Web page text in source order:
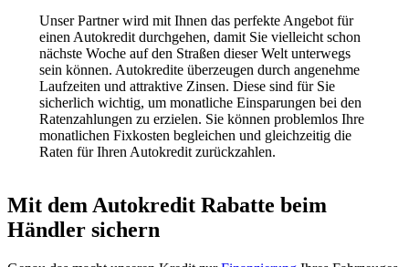
Unser Partner wird mit Ihnen das perfekte Angebot für
einen Autokredit durchgehen, damit Sie vielleicht schon
nächste Woche auf den Straßen dieser Welt unterwegs
sein können. Autokredite überzeugen durch angenehme
Laufzeiten und attraktive Zinsen. Diese sind für Sie
sicherlich wichtig, um monatliche Einsparungen bei den
Ratenzahlungen zu erzielen. Sie können problemlos Ihre
monatlichen Fixkosten begleichen und gleichzeitig die
Raten für Ihren Autokredit zurückzahlen.
Mit dem Autokredit Rabatte beim
Händler sichern